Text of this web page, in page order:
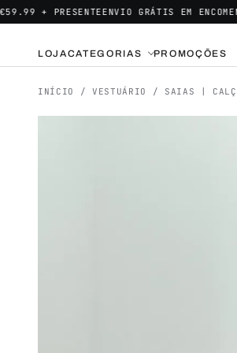
PRESENTEENVIO GRÁTIS EM
LOJACATEGORIAS PROMOÇÕES
INÍCIO / VESTUÁRIO / SAIAS |